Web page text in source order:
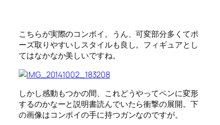
こちらが実際のコンボイ。うん、可変部分多くてポ
ーズ取りやすいしスタイルも良し。フィギュアとし
てはなかなか美しいですね。
しかし感動もつかの間、これどうやってペンに変形
するのかなーと説明書読んでいたら衝撃の展開。下
の画像はコンボイの手に持つガンなのですが。